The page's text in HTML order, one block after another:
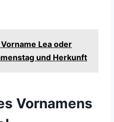
Lea oder
und Herkunft
Vornamens